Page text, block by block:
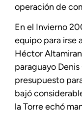
operación de
En el Invierno
equipo para irse
Héctor
paraguayo Denis
presupuesto
bajó
la Torre echó